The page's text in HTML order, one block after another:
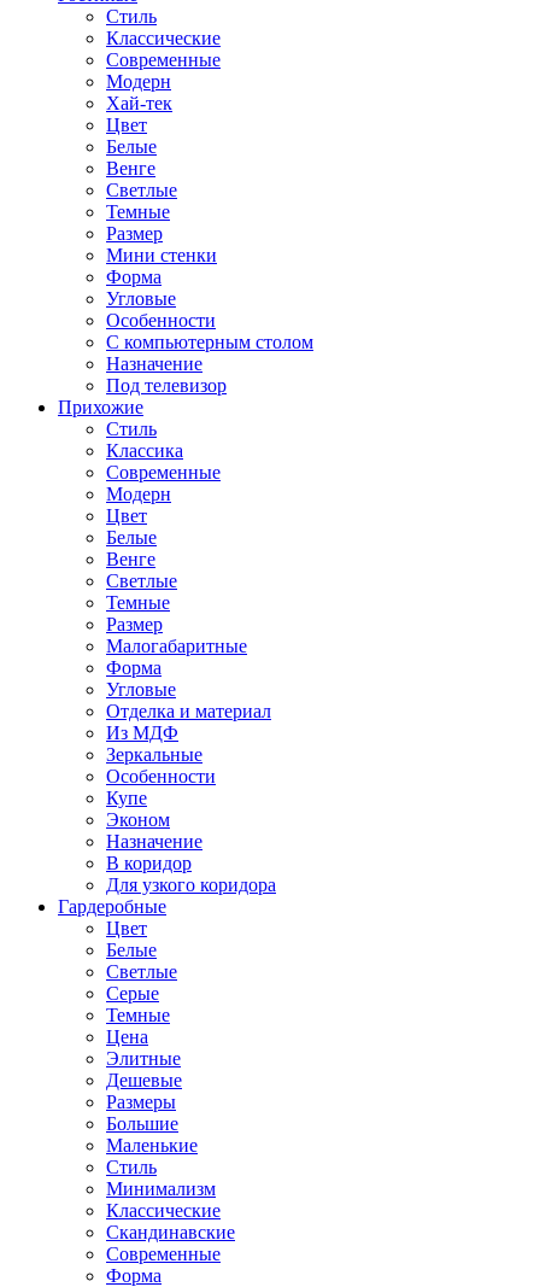
Стиль
Классические
Современные
Модерн
Хай-тек
Цвет
Белые
Венге
Светлые
Темные
Размер
Мини стенки
Форма
Угловые
Особенности
С компьютерным столом
Назначение
Под телевизор
Прихожие
Стиль
Классика
Современные
Модерн
Цвет
Белые
Венге
Светлые
Темные
Размер
Малогабаритные
Форма
Угловые
Отделка и материал
Из МДФ
Зеркальные
Особенности
Купе
Эконом
Назначение
В коридор
Для узкого коридора
Гардеробные
Цвет
Белые
Светлые
Серые
Темные
Цена
Элитные
Дешевые
Размеры
Большие
Маленькие
Стиль
Минимализм
Классические
Скандинавские
Современные
Форма